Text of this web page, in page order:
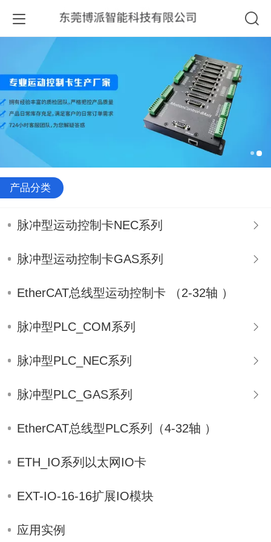
产品分类
脉冲型运动控制卡NEC系列
脉冲型运动控制卡GAS系列
EtherCAT总线型运动控制卡 （2-32轴 ）
脉冲型PLC_COM系列
脉冲型PLC_NEC系列
脉冲型PLC_GAS系列
EtherCAT总线型PLC系列（4-32轴 ）
ETH_IO系列以太网IO卡
EXT-IO-16-16扩展IO模块
应用实例